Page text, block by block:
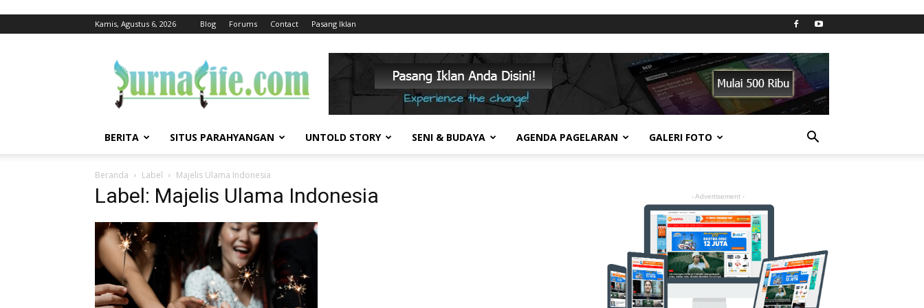
Kamis, Agustus 6, 2026 Blog Forums Contact Pasang Iklan
BERITA SITUS PARAHYANGAN UNTOLD STORY SENI & BUDAYA AGENDA PAGELARAN GALERI FOTO
Beranda Label Majelis Ulama Indonesia
Label: Majelis Ulama Indonesia - Advertisement -